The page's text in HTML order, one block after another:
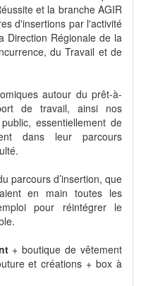
et la branche AGIR
d'insertions par l'activité
Direction Régionale de la
du Travail et de
autour du prêt-à-
de travail, ainsi nos
essentiellement de
dans leur parcours
parcours d’insertion, que
en main toutes les
pour réintégrer le
+ boutique de vêtement
et créations + box à